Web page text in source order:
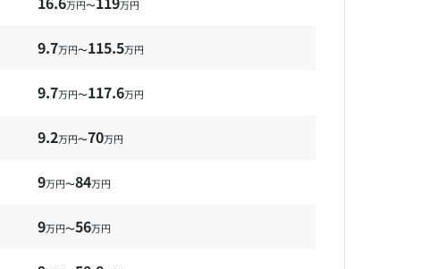
万円〜 万円
9.7万円〜115.5万円
9.7万円〜117.6万円
9.2万円〜70万円
9万円〜84万円
9万円〜56万円